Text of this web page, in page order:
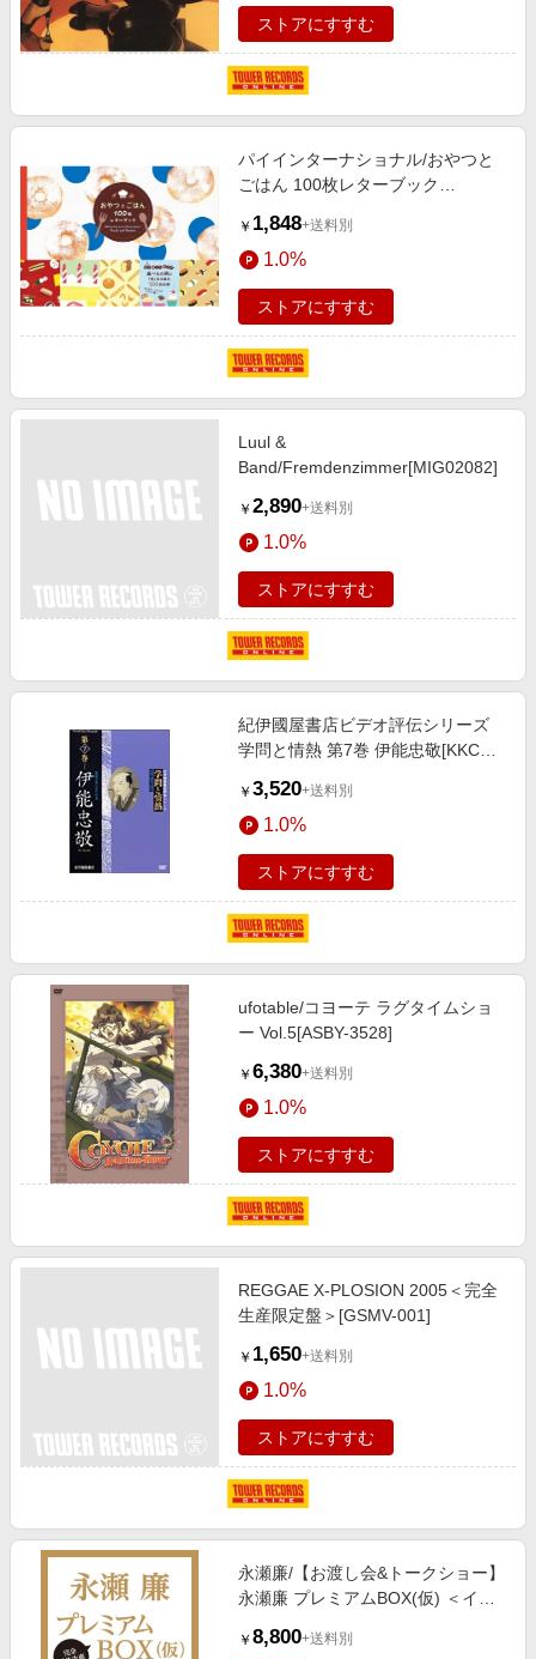
ストアにすすむ
パイインターナショナル/おやつと
ごはん 100枚レターブック
￥ 1,848+送料別
1.0%
ストアにすすむ
Luul &
Band/Fremdenzimmer[MIG02082]
￥ 2,890+送料別
1.0%
ストアにすすむ
紀伊國屋書店ビデオ評伝シリーズ
学問と情熱 第7巻 伊能忠敬[KKCS-
￥ 3,520+送料別
1.0%
ストアにすすむ
ufotable/コヨーテ ラグタイムショ
ー Vol.5[ASBY-3528]
￥ 6,380+送料別
1.0%
ストアにすすむ
REGGAE X-PLOSION 2005＜完全
生産限定盤＞[GSMV-001]
￥ 1,650+送料別
1.0%
ストアにすすむ
永瀬廉/【お渡し会&トークショー】
永瀬廉 プレミアムBOX(仮) ＜イベ
クショー視聴シリアル付＞＜初回限
￥ 8,800+送料別